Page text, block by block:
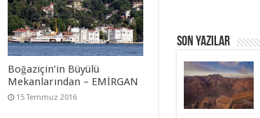
Boğaziçin’in Büyülü
Mekanlarından – EMİRGAN
15 Temmuz 2016
Son Yazılar